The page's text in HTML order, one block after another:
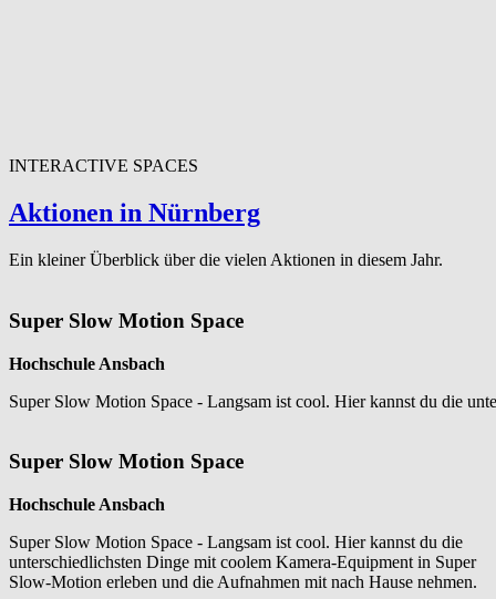
INTERACTIVE SPACES
Aktionen in Nürnberg
Ein kleiner Überblick über die vielen Aktionen in diesem Jahr.
Super Slow Motion Space
Hochschule Ansbach
Super Slow Motion Space - Langsam ist cool. Hier kannst du die
Super Slow Motion Space
Hochschule Ansbach
Super Slow Motion Space - Langsam ist cool. Hier kannst du die
unterschiedlichsten Dinge mit coolem Kamera-Equipment in Super
Slow-Motion erleben und die Aufnahmen mit nach Hause nehmen.